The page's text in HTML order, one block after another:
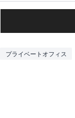
プライベートオフィス